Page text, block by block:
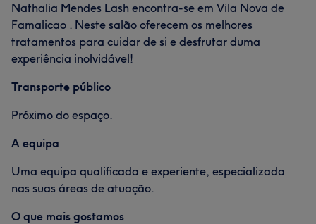
Nathalia Mendes Lash encontra-se em Vila Nova de
Famalicao . Neste salão oferecem os melhores
tratamentos para cuidar de si e desfrutar duma
experiência inolvidável!
Transporte público
Próximo do espaço.
A equipa
Uma equipa qualificada e experiente, especializada
nas suas áreas de atuação.
O que mais gostamos